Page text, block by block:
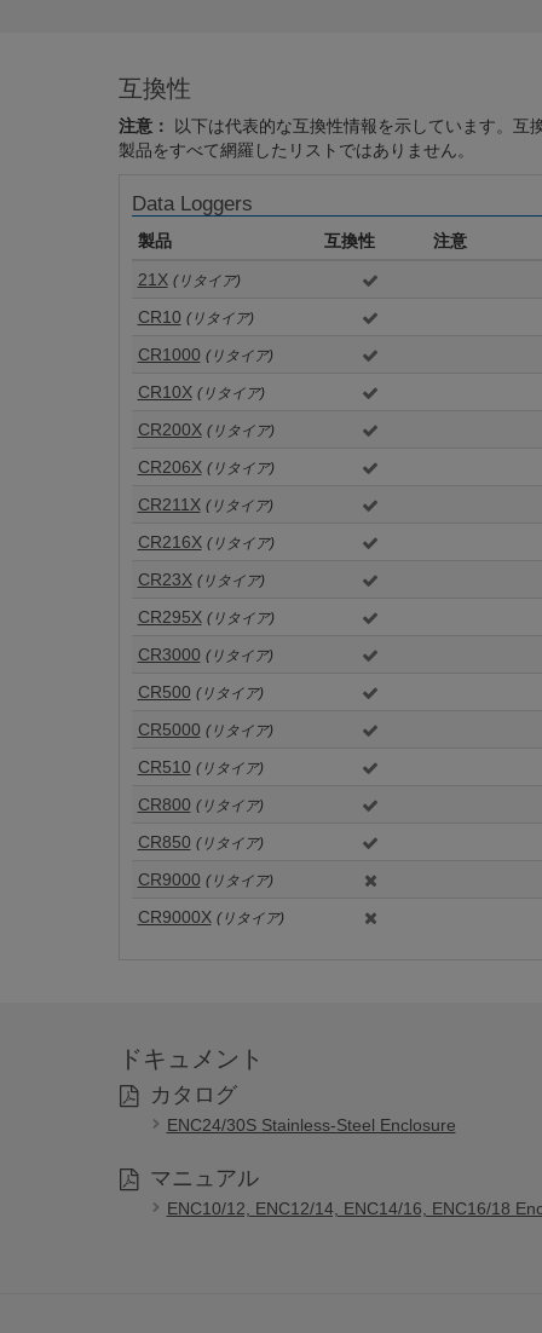
互換性
注意：
以下は代表的な互換性情報を示しています。互
製品をすべて網羅したリストではありません。
Data Loggers
製品 互換性
注意
21X (リタイア)
CR10 (リタイア)
CR1000 (リタイア)
CR10X (リタイア)
CR200X (リタイア)
CR206X (リタイア)
CR211X (リタイア)
CR216X (リタイア)
CR23X (リタイア)
CR295X (リタイア)
CR3000 (リタイア)
CR500 (リタイア)
CR5000 (リタイア)
CR510 (リタイア)
CR800 (リタイア)
CR850 (リタイア)
CR9000 (リタイア)
CR9000X (リタイア)
ドキュメント
カタログ
ENC24/30S Stainless-Steel Enclosure
マニュアル
ENC10/12, ENC12/14, ENC14/16, ENC16/18